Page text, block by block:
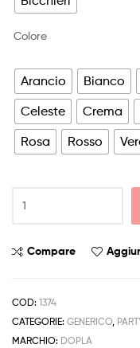
Colore
Arancio Bianco
Celeste
Crema
Rosa
Rosso
Bicchiere
100pz
quantità
Compare
COD: 1374
CATEGORIE: GENERICO
MARCHIO: DOPLA